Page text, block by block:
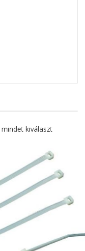
mindet kiválaszt